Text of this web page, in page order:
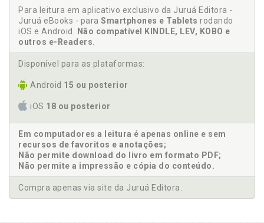
Para leitura em aplicativo exclusivo da Juruá Editora -
Juruá eBooks - para Smartphones e Tablets rodando
iOS e Android.
Não compatível KINDLE, LEV, KOBO e
outros e-Readers
Disponível para as plataformas:
Android 15 ou posterior
iOS 18 ou posterior
Em computadores a leitura é apenas online e sem
recursos de favoritos e anotações;
Não permite download do livro em formato PDF;
Não permite a impressão e cópia do conteúdo.
Compra apenas via site da Juruá Editora.